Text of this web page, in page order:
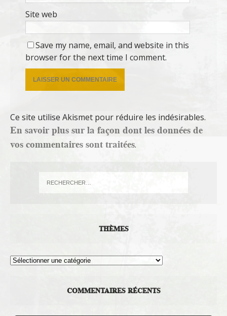
Site web
Save my name, email, and website in this
browser for the next time I comment.
Ce site utilise Akismet pour réduire les indésirables.
En savoir plus sur la façon dont les données de
vos commentaires sont traitées.
THÈMES
Thèmes
COMMENTAIRES RÉCENTS